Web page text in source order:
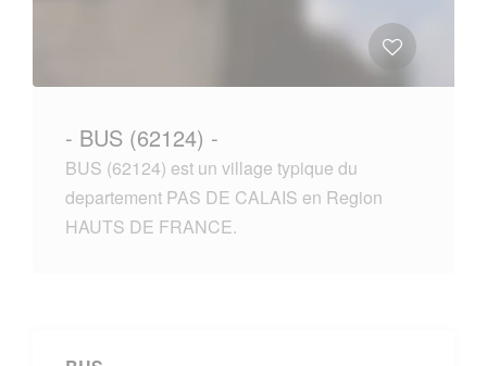
- BUS (62124) -
BUS (62124) est un village typique du
departement PAS DE CALAIS en Region
HAUTS DE FRANCE.